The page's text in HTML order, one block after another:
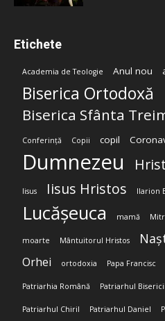
Etichete
Academia de Teologie Anul nou
Biserica Ortodoxă
Biserica Sfânta
Conferință Copii copil
Dumnezeu
Iisus Iisus Hristos Ilarion
Lucășeuca mamă
moarte Mântuitorul Hristos
Orhei ortodoxia Papa Francisc
Patriarhia Română Patriarhul
Patriarhul Chiril Patriarhul Daniel